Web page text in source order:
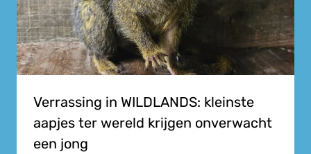
Verrassing in WILDLANDS: kleinste
aapjes ter wereld krijgen onverwacht
een jong